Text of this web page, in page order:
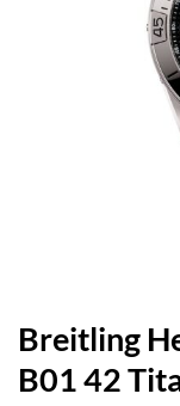
Breitling
B01 42